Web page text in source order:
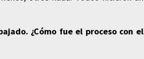
¿Cómo fue el proceso con el